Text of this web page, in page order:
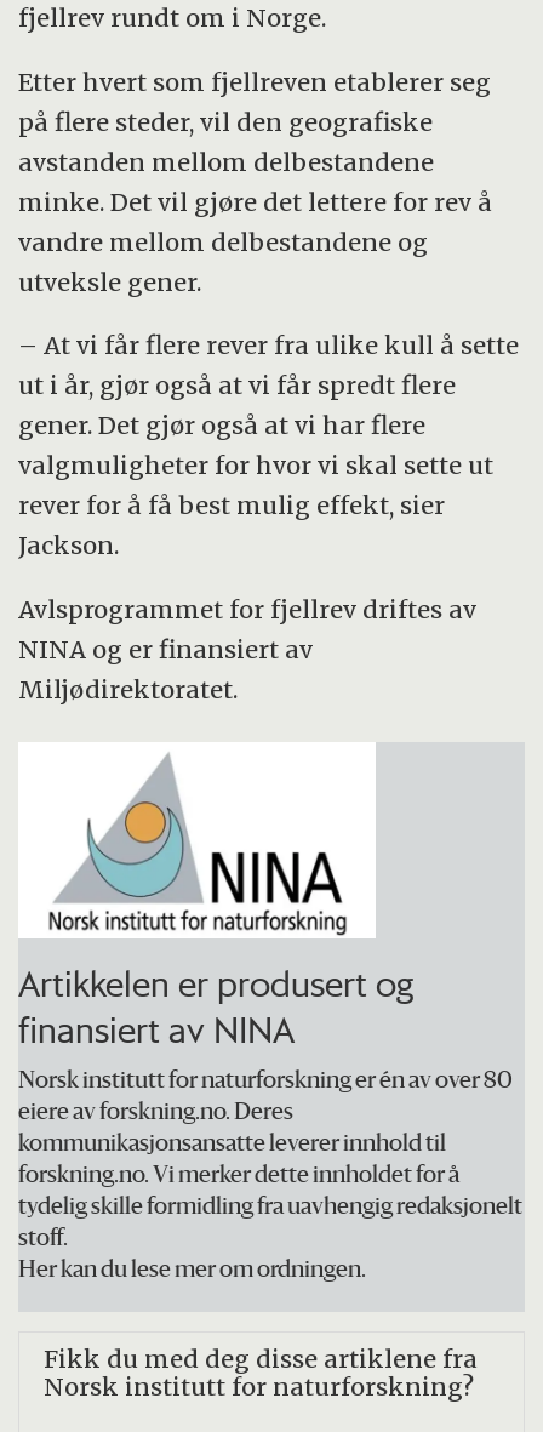
fjellrev rundt om i Norge.
Etter hvert som fjellreven etablerer seg
på flere steder, vil den geografiske
avstanden mellom delbestandene
minke. Det vil gjøre det lettere for rev å
vandre mellom delbestandene og
utveksle gener.
– At vi får flere rever fra ulike kull å sette
ut i år, gjør også at vi får spredt flere
gener. Det gjør også at vi har flere
valgmuligheter for hvor vi skal sette ut
rever for å få best mulig effekt, sier
Jackson.
Avlsprogrammet for fjellrev driftes av
NINA og er finansiert av
Miljødirektoratet.
Artikkelen er produsert og
finansiert av NINA
Norsk institutt for naturforskning er én av over 80
eiere av forskning.no. Deres
kommunikasjonsansatte leverer innhold til
forskning.no. Vi merker dette innholdet for å
tydelig skille formidling fra uavhengig redaksjonelt
stoff.
Her kan du lese mer om ordningen.
Fikk du med deg disse artiklene fra
Norsk institutt for naturforskning?